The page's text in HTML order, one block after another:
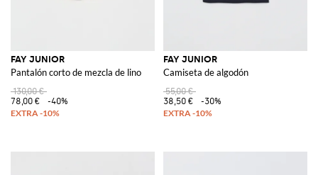
FAY JUNIOR
Pantalón corto de mezcla de lino
130,00 €
78,00 €
-40%
FAY JUNIOR
Camiseta de algodón
55,00 €
38,50 €
-30%